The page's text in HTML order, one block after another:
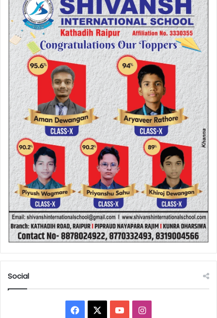
Social
Facebook YouTubeInstagram